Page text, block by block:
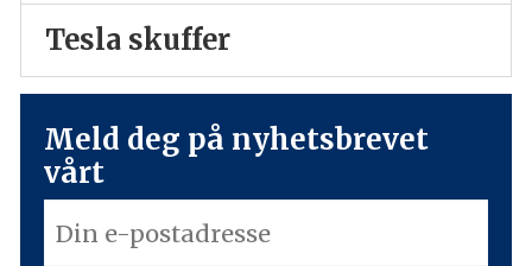
Tesla skuffer
Meld deg på nyhetsbrevet
vårt